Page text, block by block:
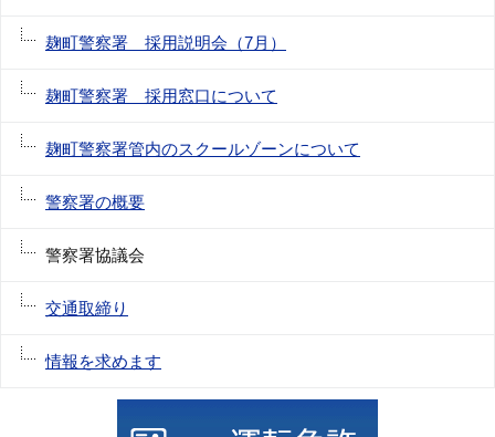
麹町警察署 採用説明会（7月）
麹町警察署 採用窓口について
麹町警察署管内のスクールゾーンについて
警察署の概要
警察署協議会
交通取締り
情報を求めます